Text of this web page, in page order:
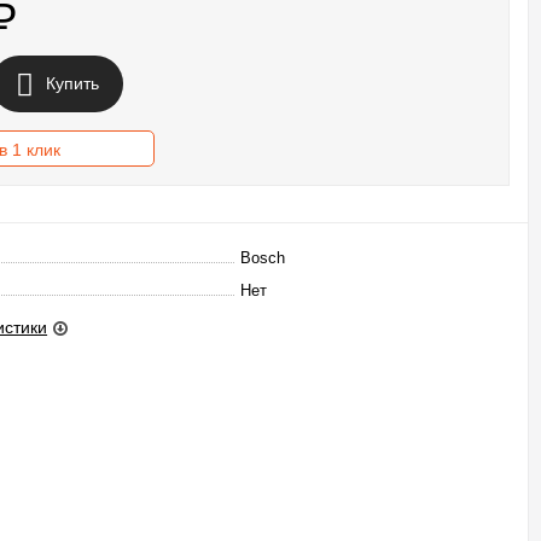
Купить
1 клик
Bosch
Нет